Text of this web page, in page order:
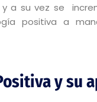
a su vez se
positiva a
y su